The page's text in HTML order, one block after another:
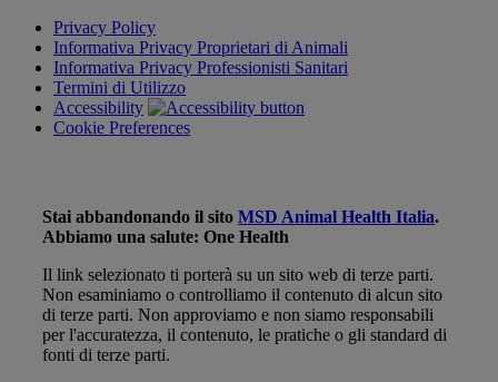
Privacy Policy
Informativa Privacy Proprietari di Animali
Informativa Privacy Professionisti Sanitari
Termini di Utilizzo
Accessibility
Cookie Preferences
Stai abbandonando il sito MSD Animal Health Italia.
Abbiamo una salute: One Health
Il link selezionato ti porterà su un sito web di terze parti.
Non esaminiamo o controlliamo il contenuto di alcun sito
di terze parti. Non approviamo e non siamo responsabili
per l'accuratezza, il contenuto, le pratiche o gli standard di
fonti di terze parti.